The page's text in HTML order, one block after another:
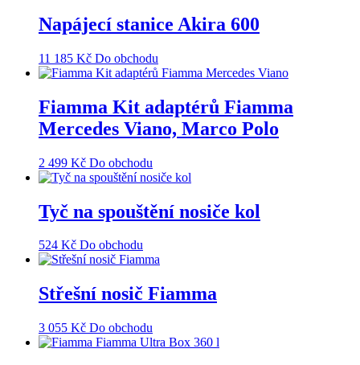
Napájecí stanice Akira 600
11 185 Kč Do obchodu
Fiamma Kit adaptérů Fiamma
Mercedes Viano, Marco Polo
2 499 Kč Do obchodu
Tyč na spouštění nosiče kol
524 Kč Do obchodu
Střešní nosič Fiamma
3 055 Kč Do obchodu